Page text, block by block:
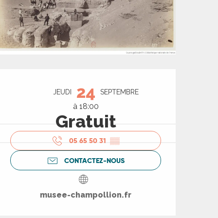
et
JEUDI 24 SEPTEMBRE
à 18:00
Gratuit
05 65 50 31 ▒▒
CONTACTEZ-NOUS
musee-champollion.fr